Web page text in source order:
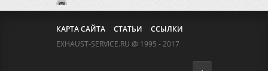
КАРТА САЙТА СТАТЬИ
ССЫЛКИ
EXHAUST-SERVICE.RU @ 1995 - 2017